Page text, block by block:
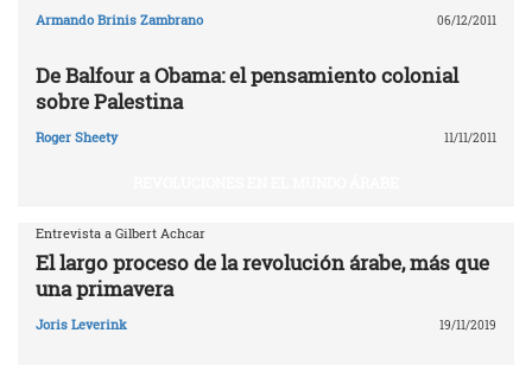
Armando Brinis Zambrano 06/12/2011
De Balfour a Obama: el pensamiento colonial
sobre Palestina
Roger Sheety 11/11/2011
Entrevista a Gilbert Achcar
El largo proceso de la revolución árabe, más que
una primavera
Joris Leverink 19/11/2019